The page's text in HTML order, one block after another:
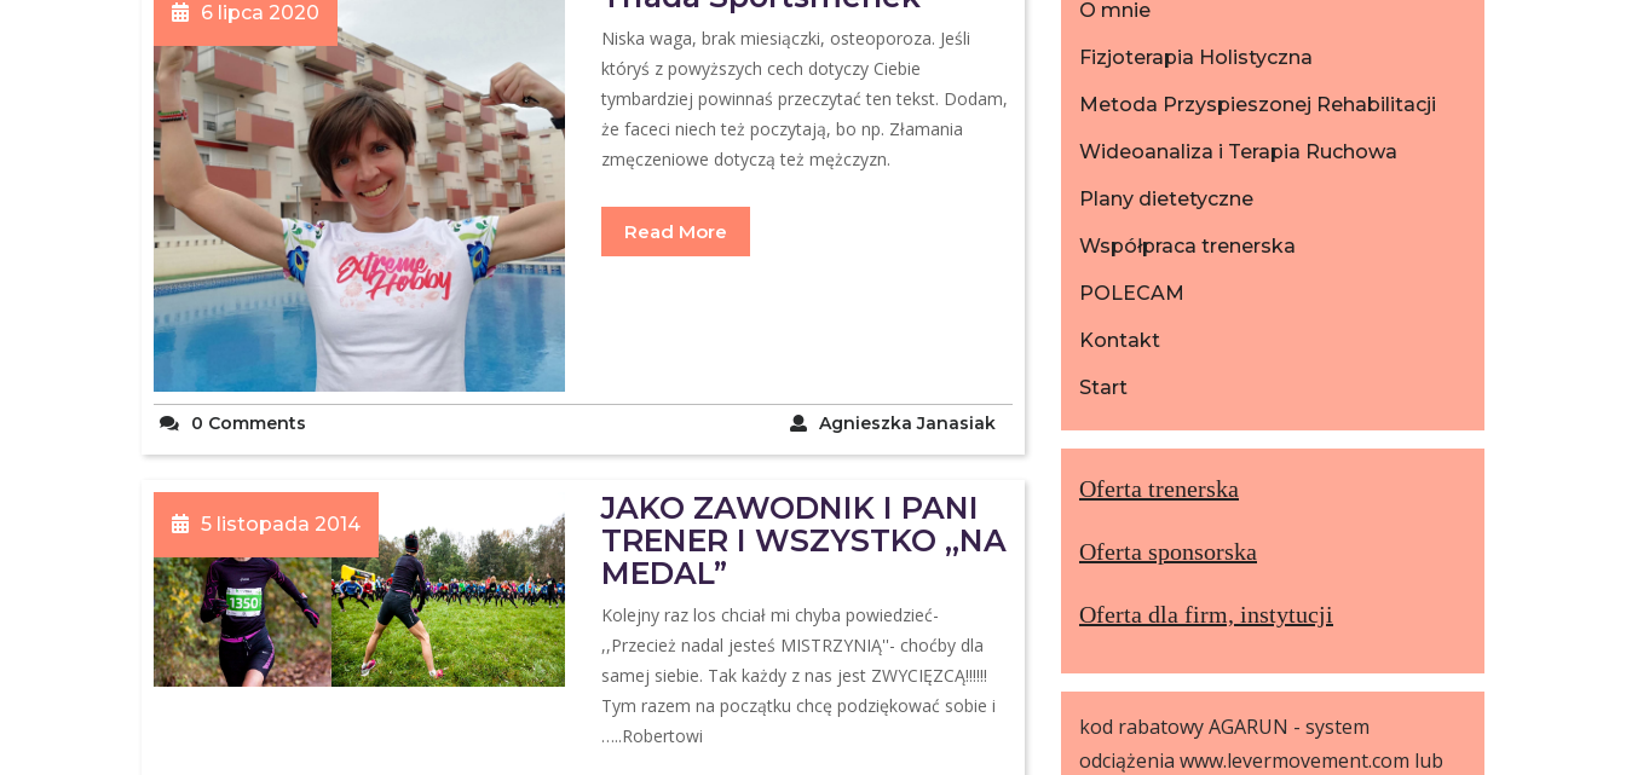
6 lipca 2020
Niska waga, brak miesiączki, osteoporoza. Jeśli
któryś z powyższych cech dotyczy Ciebie
tymbardziej powinnaś przeczytać ten tekst. Dodam,
że faceci niech też poczytają, bo np. Złamania
zmęczeniowe dotyczą też mężczyzn.
Read More
Agnieszka Janasiak
0 Comments
5 listopada 2014
JAKO ZAWODNIK I PANI
TRENER I WSZYSTKO ,,NA
MEDAL”
Kolejny raz los chciał mi chyba powiedzieć-
,,Przecież nadal jesteś MISTRZYNIĄ''- choćby dla
samej siebie. Tak każdy z nas jest ZWYCIĘZCĄ!!!!!!
Tym razem na początku chcę podziękować sobie i
…..Robertowi
O mnie
Fizjoterapia Holistyczna
Metoda Przyspieszonej Rehabilitacji
Wideoanaliza i Terapia Ruchowa
Plany dietetyczne
Współpraca trenerska
POLECAM
Kontakt
Start
Oferta trenerska
Oferta sponsorska
Oferta dla firm, instytucji
kod rabatowy AGARUN - system
odciążenia www.levermovement.com lub